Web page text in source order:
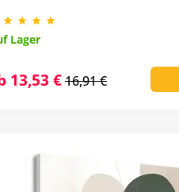
Lager
13,53 €16,91 €